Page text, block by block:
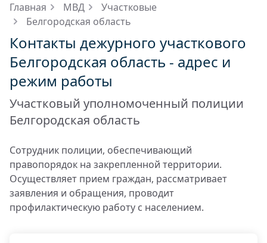
Главная МВД
Участковые
Белгородская область
Контакты дежурного участкового
Белгородская область - адрес и
режим работы
Участковый уполномоченный полиции
Белгородская область
Сотрудник полиции, обеспечивающий
правопорядок на закрепленной территории.
Осуществляет прием граждан, рассматривает
заявления и обращения, проводит
профилактическую работу с населением.